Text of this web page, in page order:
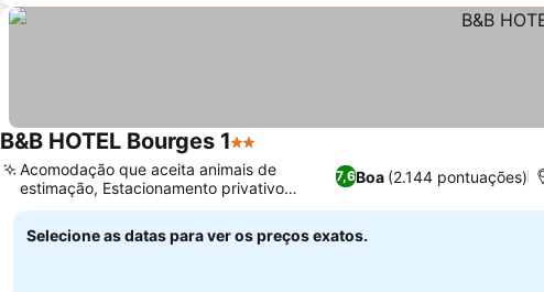
B&B HOTEL Bourges 12 Estrelas
7,6Boa (2.144 pontuações)
Acomodação que aceita animais de
estimação, Estacionamento privativo
seguro no local
Selecione as datas para ver os preços exatos.